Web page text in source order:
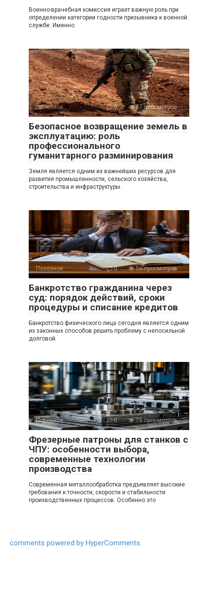
Военно-врачебная комиссия играет важную роль при
определении категории годности призывника к военной
службе. Именно
Полезное 0 57 просмотров
Безопасное возвращение земель в
эксплуатацию: роль
профессионального
гуманитарного разминирования
Земля является одним из важнейших ресурсов для
развития промышленности, сельского хозяйства,
строительства и инфраструктуры.
Полезное 0 56 просмотров
Банкротство гражданина через
суд: порядок действий, сроки
процедуры и списание кредитов
Банкротство физического лица сегодня является одним
из законных способов решить проблему с непосильной
долговой
Полезное 0 76 просмотров
Фрезерные патроны для станков с
ЧПУ: особенности выбора,
современные технологии
производства
Современная металлообработка предъявляет высокие
требования к точности, скорости и стабильности
производственных процессов. Особенно это
comments powered by HyperComments